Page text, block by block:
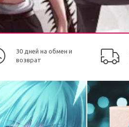
30 дней на обмен и
возврат